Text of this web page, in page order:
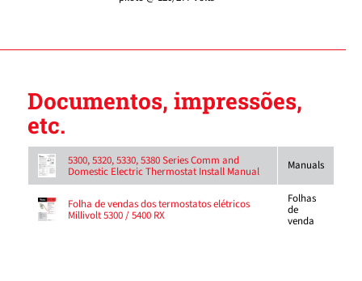
Documentos, impressões,
etc.
5300, 5320, 5330, 5380 Series Comm and
Domestic Electric Thermostat Install Manual Manuals
Folha de vendas dos termostatos elétricos
Millivolt 5300 / 5400 RX
Folhas
de
venda